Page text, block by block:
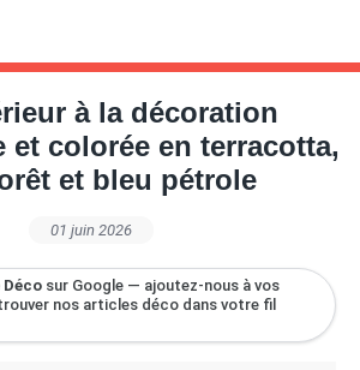
à la décoration
et colorée en terracotta,
et bleu pétrole
01 juin 2026
sur Google — ajoutez-nous à vos
nos articles déco dans votre fil